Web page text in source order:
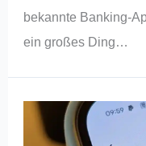
bekannte Banking-
ein großes Ding…